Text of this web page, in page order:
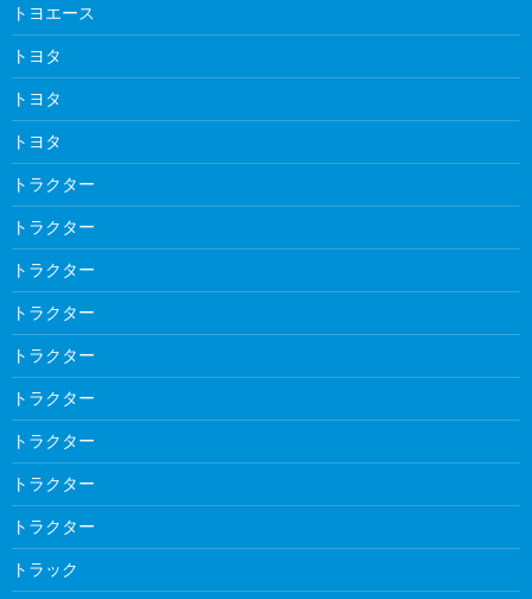
トヨエース
トヨタ
トヨタ
トヨタ
トラクター
トラクター
トラクター
トラクター
トラクター
トラクター
トラクター
トラクター
トラクター
トラック